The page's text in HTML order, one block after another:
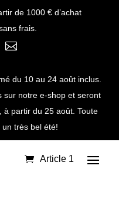
de 1000 € d’achat
frais.

du 10 au 24 août inclus.
sur notre e-shop et seront
partir du 25 août. Toute
un très bel été!
Article 1